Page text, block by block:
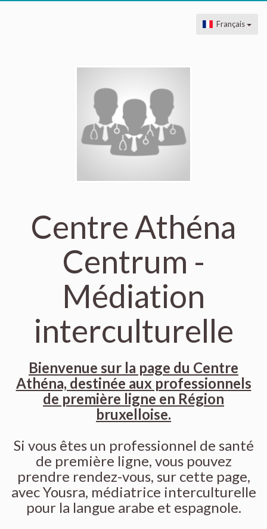
Français
Centre Athéna
Centrum -
Médiation
interculturelle
Bienvenue sur la page du Centre
Athéna, destinée aux professionnels
de première ligne en Région
bruxelloise.
Si vous êtes un professionnel de santé
de première ligne, vous pouvez
prendre rendez-vous, sur cette page,
avec Yousra, médiatrice interculturelle
pour la langue arabe et espagnole.